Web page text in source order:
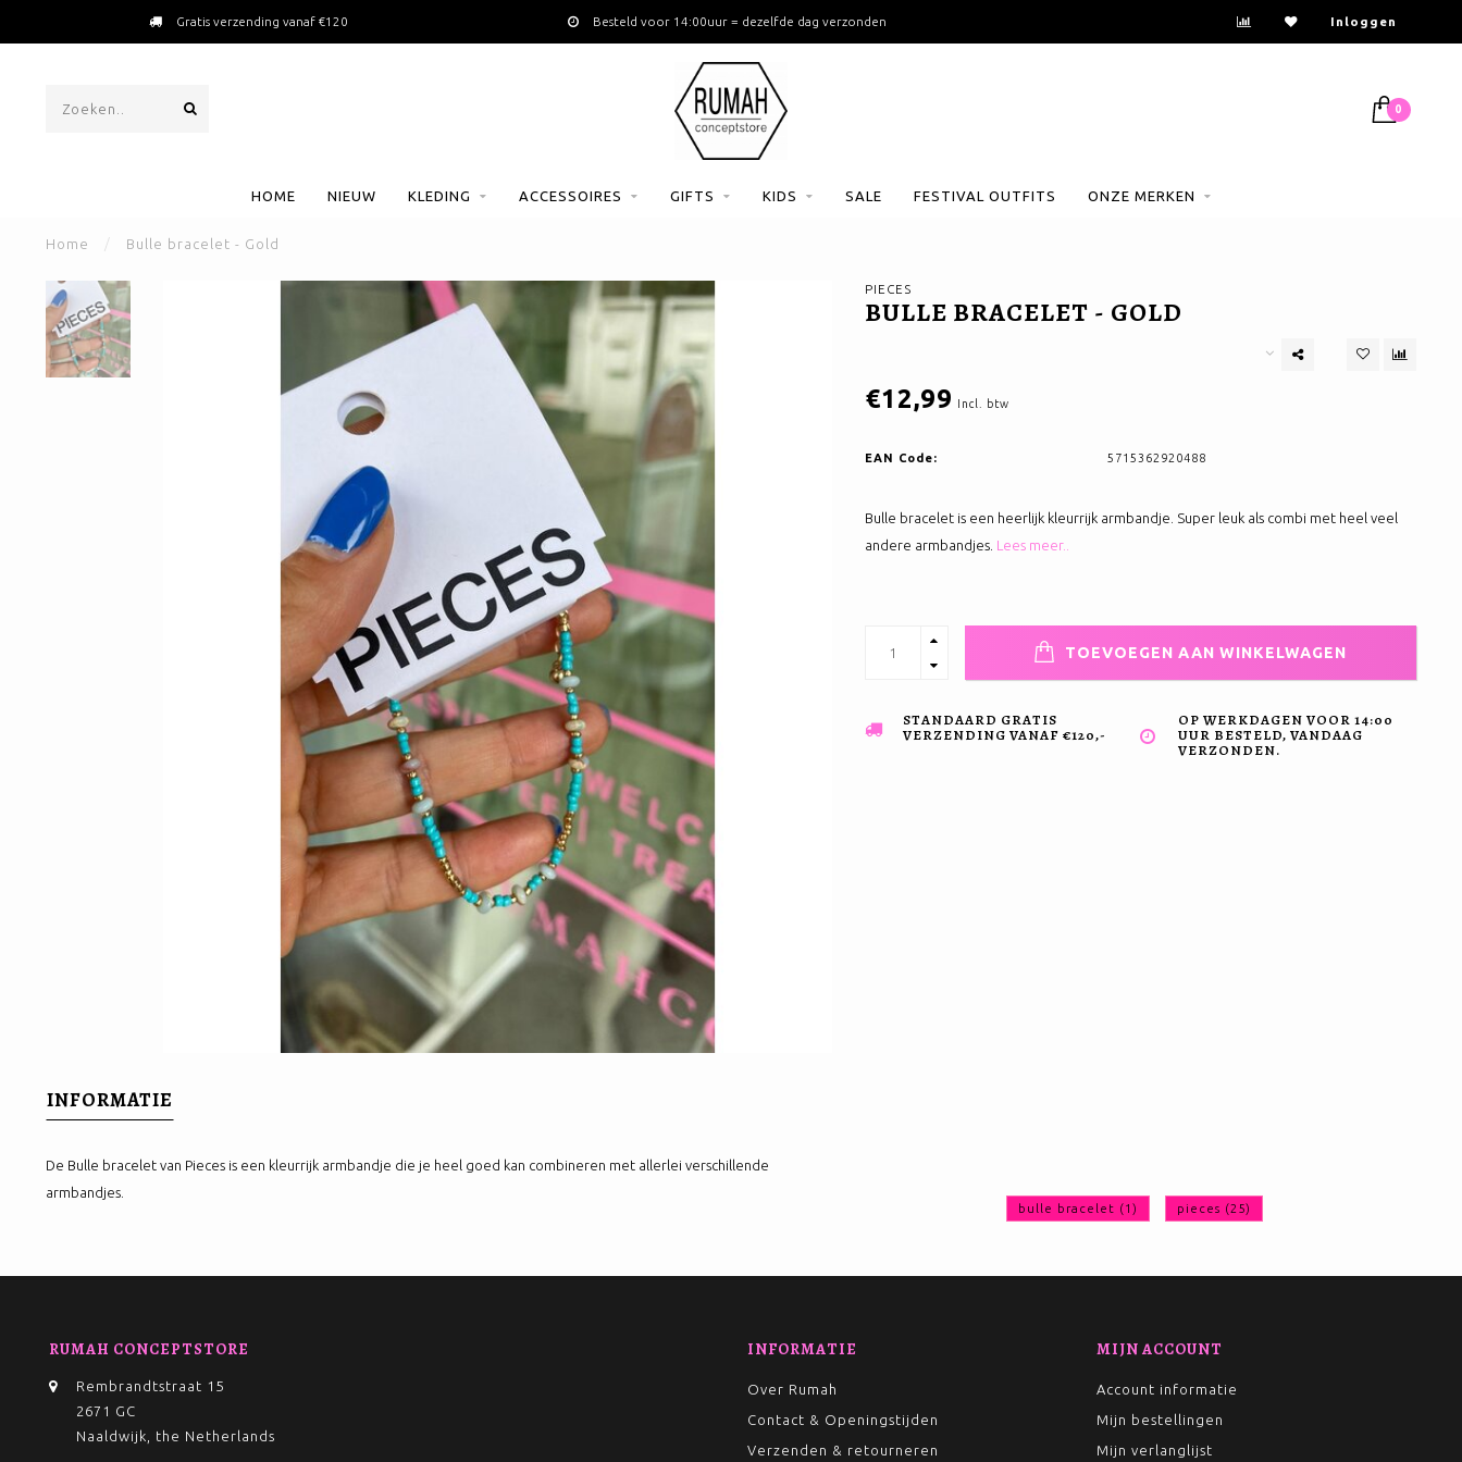
Gratis verzending vanaf €120 Besteld voor 14:00uur = dezelfde dag verzonden Inloggen
0
HOME NIEUW KLEDING ACCESSOIRES GIFTS KIDS SALE FESTIVAL OUTFITS ONZE MERKEN
Home / Bulle bracelet - Gold
PIECES
BULLE BRACELET - GOLD
€12,99 Incl. btw
EAN Code: 5715362920488
Bulle bracelet is een heerlijk kleurrijk armbandje. Super leuk als combi met heel veel
andere armbandjes. Lees meer..
TOEVOEGEN AAN WINKELWAGEN
STANDAARD GRATIS
VERZENDING VANAF €120,-
OP WERKDAGEN VOOR 14:00
UUR BESTELD, VANDAAG
VERZONDEN.
INFORMATIE
De Bulle bracelet van Pieces is een kleurrijk armbandje die je heel goed kan combineren met allerlei verschillende
armbandjes.
bulle bracelet (1) pieces (25)
RUMAH CONCEPTSTORE
Rembrandtstraat 15
2671 GC
Naaldwijk, the Netherlands
INFORMATIE
Over Rumah
Contact & Openingstijden
Verzenden & retourneren
MIJN ACCOUNT
Account informatie
Mijn bestellingen
Mijn verlanglijst